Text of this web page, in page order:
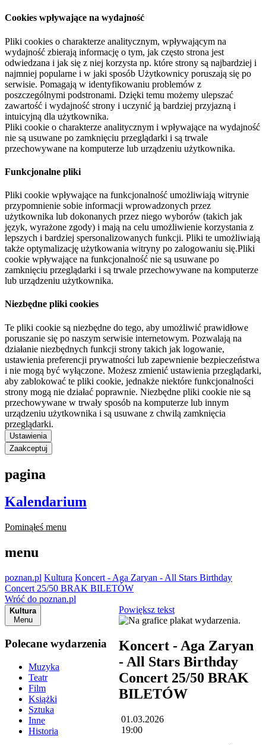
Cookies wpływające na wydajność
Pliki cookies o charakterze analitycznym, wpływającym na
wydajność zbierają informację o tym, jak często strona jest
odwiedzana i jak się z niej korzysta np. które strony są najbardziej i
najmniej popularne i w jaki sposób Użytkownicy poruszają się po
serwisie. Pomagają w identyfikowaniu problemów z
poszczególnymi podstronami. Dzięki temu możemy ulepszać
zawartość i wydajność strony i uczynić ją bardziej przyjazną i
intuicyjną dla użytkownika.
Pliki cookie o charakterze analitycznym i wpływające na wydajność
nie są usuwane po zamknięciu przeglądarki i są trwale
przechowywane na komputerze lub urządzeniu użytkownika.
Funkcjonalne pliki
Pliki cookie wpływające na funkcjonalność umożliwiają witrynie
przypomnienie sobie informacji wprowadzonych przez
użytkownika lub dokonanych przez niego wyborów (takich jak
język, wyrażone zgody) i mają na celu umożliwienie korzystania z
lepszych i bardziej spersonalizowanych funkcji. Pliki te umożliwiają
także optymalizację użytkowania witryny po zalogowaniu się.Pliki
cookie wpływające na funkcjonalność nie są usuwane po
zamknięciu przeglądarki i są trwale przechowywane na komputerze
lub urządzeniu użytkownika.
Niezbędne pliki cookies
Te pliki cookie są niezbędne do tego, aby umożliwić prawidłowe
poruszanie się po naszym serwisie internetowym. Pozwalają na
działanie niezbędnych funkcji strony takich jak logowanie,
ustawienia preferencji prywatności lub zapewnienie bezpieczeństwa
i nie mogą być wyłączone. Możesz zmienić ustawienia przeglądarki,
aby zablokować te pliki cookie, jednakże niektóre funkcjonalności
strony mogą nie działać poprawnie. Niezbędne pliki cookie nie są
przechowywane w trwały sposób na komputerze lub innym
urządzeniu użytkownika i są usuwane z chwilą zamknięcia
przeglądarki.
Ustawienia
Zaakceptuj
pagina
Kalendarium
Pominąłeś menu
menu
poznan.pl Kultura Koncert - Aga Zaryan - All Stars Birthday
Concert 25/50 BRAK BILETÓW
Wróć do poznan.pl
Kultura
Menu
Polecane wydarzenia
Muzyka
Teatr
Film
Książki
Sztuka
Inne
Historia
Powiększ tekst
Koncert - Aga Zaryan
- All Stars Birthday
Concert 25/50 BRAK
BILETÓW
01.03.2026
19:00